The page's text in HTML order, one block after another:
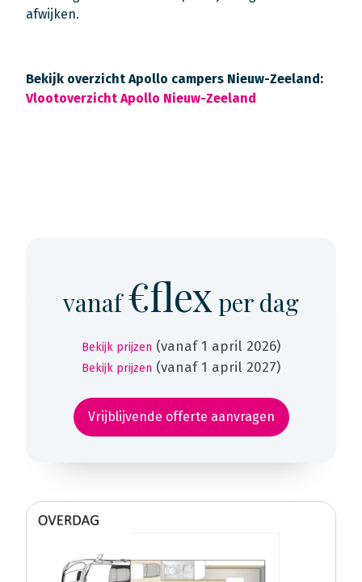
afwijken.
Bekijk overzicht Apollo campers Nieuw-Zeeland:
Vlootoverzicht Apollo Nieuw-Zeeland
vanaf€flex per dag
Bekijk prijzen (vanaf 1 april 2026)
Bekijk prijzen (vanaf 1 april 2027)
Vrijblijvende offerte aanvragen